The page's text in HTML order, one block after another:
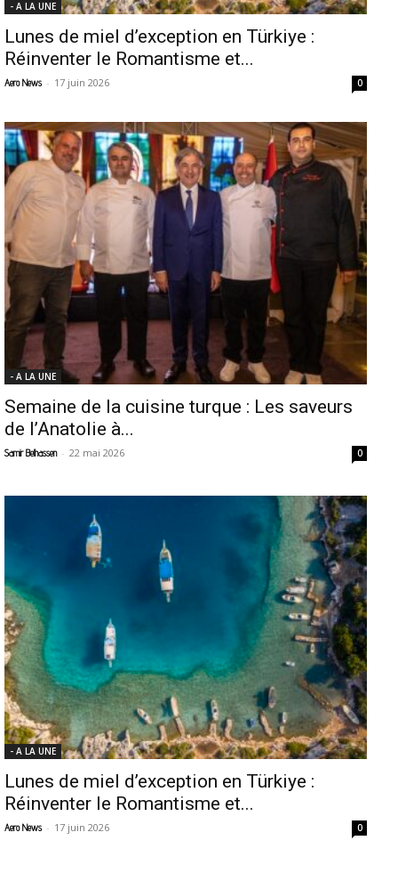
- A LA UNE
Lunes de miel d’exception en Türkiye :
Réinventer le Romantisme et...
Aero News - 17 juin 2026 0
- A LA UNE
Semaine de la cuisine turque : Les saveurs
de l’Anatolie à...
Samir Belhassen - 22 mai 2026 0
- A LA UNE
Lunes de miel d’exception en Türkiye :
Réinventer le Romantisme et...
Aero News - 17 juin 2026 0